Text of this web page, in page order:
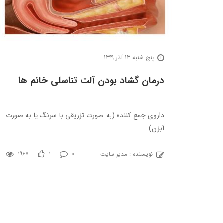
پنج شنبه 13 آذر 1399
درمان گشاد بودن آلت تناسلی خانم ها
داروی جمع کننده (به صورت تزریقی با سرنگ یا به صورت
آبزن)
نویسنده : مدیر سایت 1967 1 0